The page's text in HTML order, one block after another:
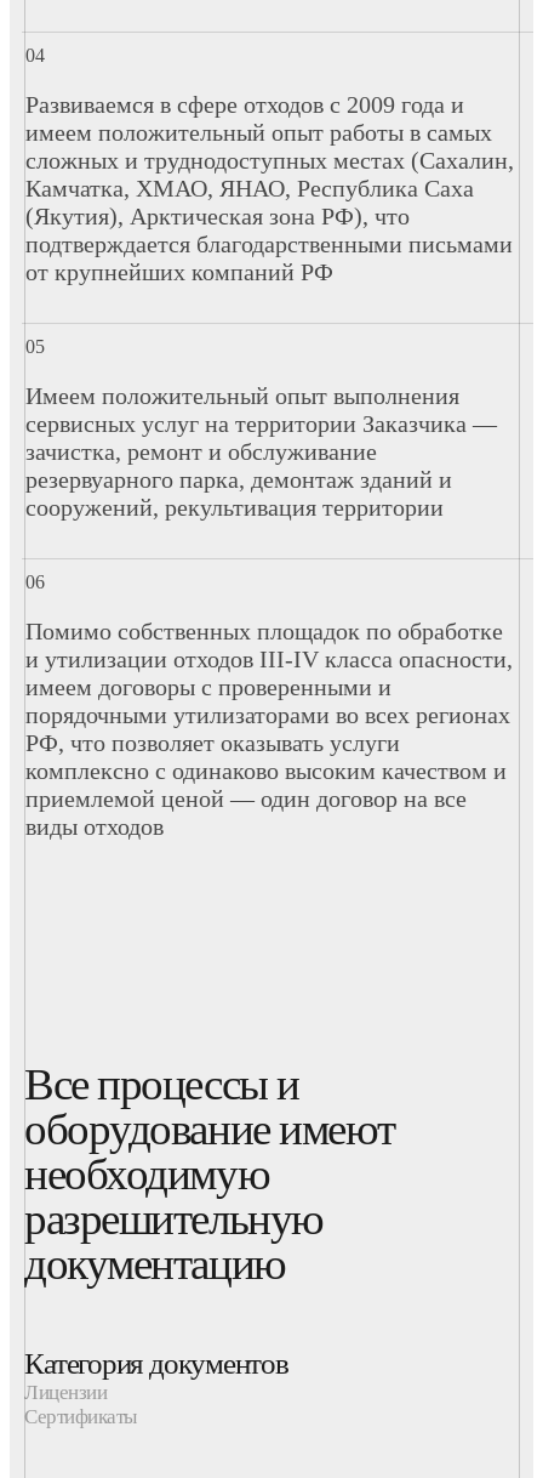
Развиваемся в сфере отходов с 2009 года и
имеем положительный опыт работы в самых
сложных и труднодоступных местах (Сахалин,
Камчатка, ХМАО, ЯНАО, Республика Саха
(Якутия), Арктическая зона РФ), что
подтверждается благодарственными письмами
от крупнейших компаний РФ
Имеем положительный опыт выполнения
сервисных услуг на территории Заказчика —
зачистка, ремонт и обслуживание
резервуарного парка, демонтаж зданий и
сооружений, рекультивация территории
Помимо собственных площадок по обработке
и утилизации отходов III-IV класса опасности,
имеем договоры с проверенными и
порядочными утилизаторами во всех регионах
РФ, что позволяет оказывать услуги
комплексно с одинаково высоким качеством и
приемлемой ценой — один договор на все
виды отходов
Все процессы и
оборудование имеют
необходимую
разрешительную
документацию
Категория документов
Лицензии
Сертификаты